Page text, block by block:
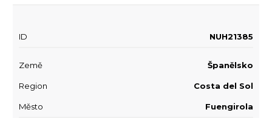
ID NUH21385
Země Španělsko
Region Costa del Sol
Město Fuengirola